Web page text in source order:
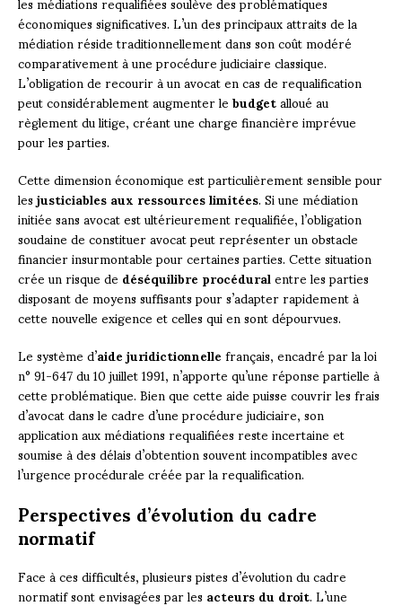
économiques significatives. L’un des principaux attraits de la
médiation réside traditionnellement dans son coût modéré
comparativement à une procédure judiciaire classique.
L’obligation de recourir à un avocat en cas de requalification
peut considérablement augmenter lebudgetalloué au
règlement du litige, créant une charge financière imprévue
pour les parties.
Cette dimension économique est particulièrement sensible pour
lesjusticiables aux ressources limitées. Si une médiation
initiée sans avocat est ultérieurement requalifiée, l’obligation
soudaine de constituer avocat peut représenter un obstacle
financier insurmontable pour certaines parties. Cette situation
crée un risque dedéséquilibre procéduralentre les parties
disposant de moyens suffisants pour s’adapter rapidement à
cette nouvelle exigence et celles qui en sont dépourvues.
Le système d’aide juridictionnellefrançais, encadré par la loi
n° 91-647 du 10 juillet 1991, n’apporte qu’une réponse partielle à
cette problématique. Bien que cette aide puisse couvrir les frais
d’avocat dans le cadre d’une procédure judiciaire, son
application aux médiations requalifiées reste incertaine et
soumise à des délais d’obtention souvent incompatibles avec
l’urgence procédurale créée par la requalification.
Perspectives d’évolution du cadre
normatif
Face à ces difficultés, plusieurs pistes d’évolution du cadre
normatif sont envisagées par lesacteurs du droit. L’une